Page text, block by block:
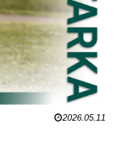
2026.05.11